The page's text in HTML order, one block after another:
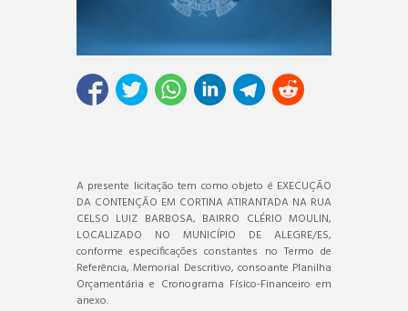
A presente licitação tem como objeto é EXECUÇÃO
DA CONTENÇÃO EM CORTINA ATIRANTADA NA RUA
CELSO LUIZ BARBOSA, BAIRRO CLÉRIO MOULIN,
LOCALIZADO NO MUNICÍPIO DE ALEGRE/ES,
conforme especificações constantes no Termo de
Referência, Memorial Descritivo, consoante Planilha
Orçamentária e Cronograma Físico-Financeiro em
anexo.